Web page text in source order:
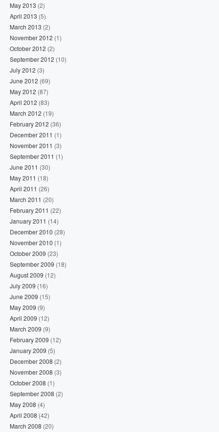
May 2013 (2)
April 2013 (5)
March 2013 (2)
November 2012 (1)
October 2012 (2)
September 2012 (10)
July 2012 (3)
June 2012 (69)
May 2012 (87)
April 2012 (83)
March 2012 (19)
February 2012 (36)
December 2011 (1)
November 2011 (3)
September 2011 (1)
June 2011 (30)
May 2011 (18)
April 2011 (26)
March 2011 (20)
February 2011 (22)
January 2011 (14)
December 2010 (28)
November 2010 (1)
October 2009 (23)
September 2009 (18)
August 2009 (12)
July 2009 (16)
June 2009 (15)
May 2009 (9)
April 2009 (12)
March 2009 (9)
February 2009 (12)
January 2009 (5)
December 2008 (2)
November 2008 (3)
October 2008 (1)
September 2008 (2)
May 2008 (4)
April 2008 (42)
March 2008 (20)